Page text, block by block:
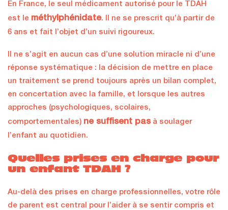
En France, le seul médicament autorisé pour le TDAH
est le méthylphénidate. Il ne se prescrit qu’à partir de
6 ans et fait l’objet d’un suivi rigoureux.
Il ne s’agit en aucun cas d’une solution miracle ni d’une
réponse systématique : la décision de mettre en place
un traitement se prend toujours après un bilan complet,
en concertation avec la famille, et lorsque les autres
approches (psychologiques, scolaires,
comportementales) ne suffisent pas à soulager
l’enfant au quotidien.
Quelles prises en charge pour
un enfant TDAH ?
Au-delà des prises en charge professionnelles, votre rôle
de parent est central pour l’aider à se sentir compris et